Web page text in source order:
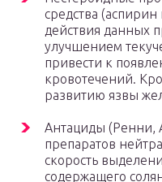
средства
действия данных
улучшением
привести к
кровотечений.
развитию язвы
Антациды (Ренни,
препаратов
скорость
содержащего